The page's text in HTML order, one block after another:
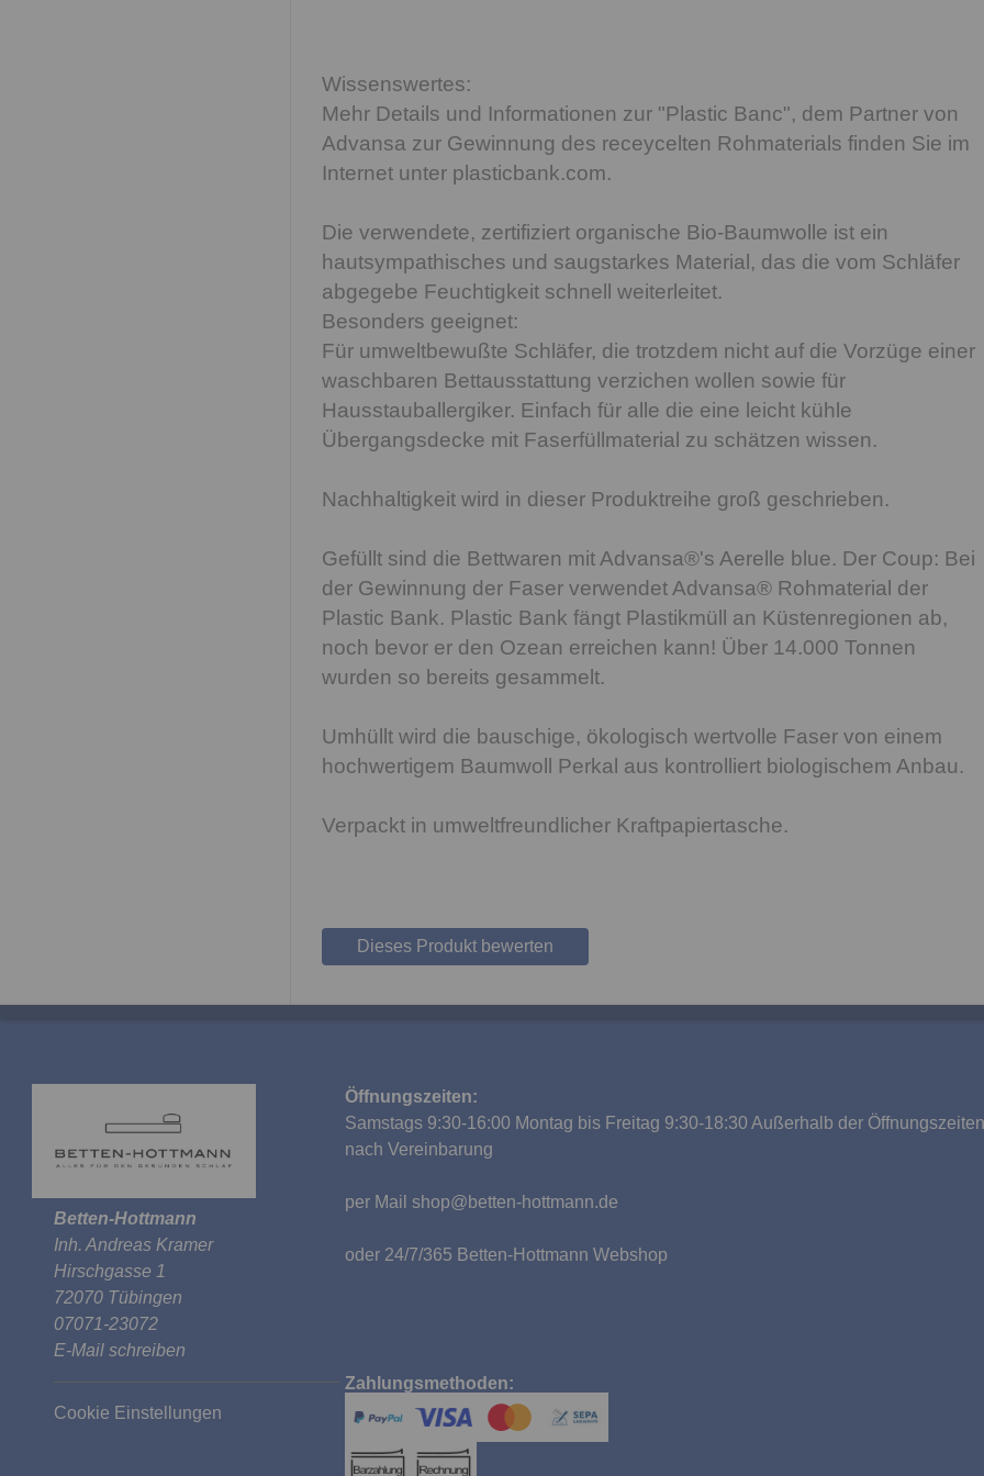
Wissenswertes:
Mehr Details und Informationen zur "Plastic Banc", dem Partner von
Advansa zur Gewinnung des receycelten Rohmaterials finden Sie im
Internet unter plasticbank.com.
Die verwendete, zertifiziert organische Bio-Baumwolle ist ein
hautsympathisches und saugstarkes Material, das die vom Schläfer
abgegebe Feuchtigkeit schnell weiterleitet.
Besonders geeignet:
Für umweltbewußte Schläfer, die trotzdem nicht auf die Vorzüge einer
waschbaren Bettausstattung verzichen wollen sowie für
Hausstauballergiker. Einfach für alle die eine leicht kühle
Übergangsdecke mit Faserfüllmaterial zu schätzen wissen.
Nachhaltigkeit wird in dieser Produktreihe groß geschrieben.
Gefüllt sind die Bettwaren mit Advansa®'s Aerelle blue. Der Coup: Bei
der Gewinnung der Faser verwendet Advansa® Rohmaterial der
Plastic Bank. Plastic Bank fängt Plastikmüll an Küstenregionen ab,
noch bevor er den Ozean erreichen kann! Über 14.000 Tonnen
wurden so bereits gesammelt.
Umhüllt wird die bauschige, ökologisch wertvolle Faser von einem
hochwertigem Baumwoll Perkal aus kontrolliert biologischem Anbau.
Verpackt in umweltfreundlicher Kraftpapiertasche.
Dieses Produkt bewerten
Betten-Hottmann
Inh. Andreas Kramer
Hirschgasse 1
72070 Tübingen
07071-23072
E-Mail schreiben
Cookie Einstellungen
Öffnungszeiten:
Samstags 9:30-16:00 Montag bis Freitag 9:30-18:30 Außerhalb der Öffnungszeiten
nach Vereinbarung
per Mail shop@betten-hottmann.de
oder 24/7/365 Betten-Hottmann Webshop
Zahlungsmethoden: